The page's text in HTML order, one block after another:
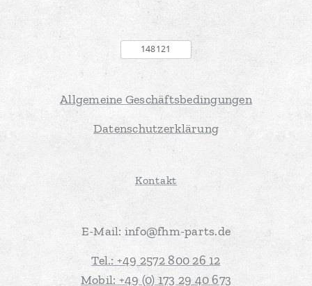
Allgemeine Geschäftsbedingungen
Datenschutzerklärung
Kontakt
E-Mail: info@fhm-parts.de
Tel.: +49 2572 800 26 12
Mobil: +49 (0) 173 29 40 673